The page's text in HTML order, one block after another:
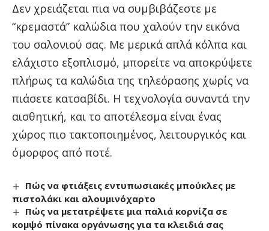
Δεν χρειάζεται πια να συμβιβάζεστε με
“κρεμαστά” καλώδια που χαλούν την εικόνα
του σαλονιού σας. Με μερικά απλά κόλπα και
ελάχιστο εξοπλισμό, μπορείτε να αποκρύψετε
πλήρως τα καλώδια της τηλεόρασης χωρίς να
πιάσετε κατσαβίδι. Η τεχνολογία συναντά την
αισθητική, και το αποτέλεσμα είναι ένας
χώρος πιο τακτοποιημένος, λειτουργικός και
όμορφος από ποτέ.
Πώς να φτιάξεις εντυπωσιακές μπούκλες με
πιστολάκι και αλουμινόχαρτο
Πώς να μετατρέψετε μια παλιά κορνίζα σε
κομψό πίνακα οργάνωσης για τα κλειδιά σας